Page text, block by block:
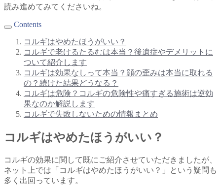
読み進めてみてくださいね。
Contents
コルギはやめたほうがいい？
コルギで老けるたるむは本当？後遺症やデメリットに
ついて紹介します
コルギは効果なしって本当？顔の歪みは本当に取れる
の？続けた結果どうなる？
コルギは危険？コルギの危険性や痛すぎる施術は逆効
果なのか解説します
コルギで失敗しないための情報まとめ
コルギはやめたほうがいい？
コルギの効果に関して既にご紹介させていただきましたが、
ネット上では「コルギはやめたほうがいい？」という疑問も
多く出回っています。